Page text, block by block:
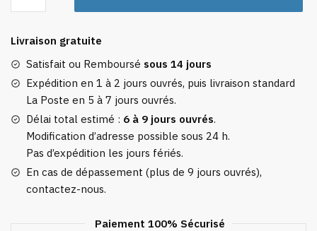
Sac
Voyage
Femme
Week-
End
Rayures
Marines
Livraison gratuite
Satisfait ou Remboursé sous 14 jours
Expédition en 1 à 2 jours ouvrés, puis livraison standard
La Poste en 5 à 7 jours ouvrés.
Délai total estimé : 6 à 9 jours ouvrés.
Modification d’adresse possible sous 24 h.
Pas d’expédition les jours fériés.
En cas de dépassement (plus de 9 jours ouvrés),
contactez-nous.
Paiement 100% Sécurisé